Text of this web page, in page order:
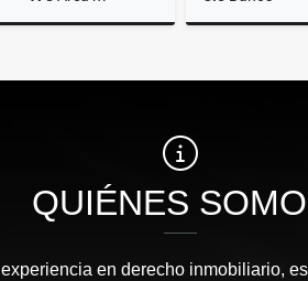
US$1,700
QUIÉNES
en derecho inmobiliario,